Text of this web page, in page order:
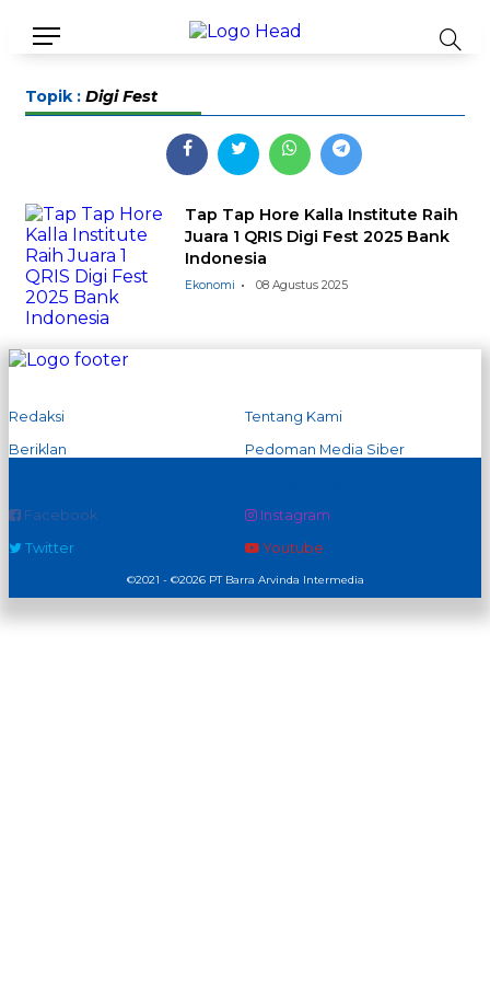
Topik : Digi Fest
Tap Tap Hore Kalla Institute Raih
Juara 1 QRIS Digi Fest 2025 Bank
Indonesia
Ekonomi 08 Agustus 2025
Redaksi
Tentang Kami
Beriklan
Pedoman Media Siber
Facebook
Instagram
Twitter
Youtube
©2021 - ©2026 PT Barra Arvinda Intermedia